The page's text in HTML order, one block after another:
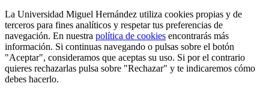
La Universidad Miguel Hernández utiliza cookies propias y de
terceros para fines analíticos y respetar tus preferencias de
navegación. En nuestra política de cookies encontrarás más
información. Si continuas navegando o pulsas sobre el botón
"Aceptar", consideramos que aceptas su uso. Si por el contrario
quieres rechazarlas pulsa sobre "Rechazar" y te indicaremos cómo
debes hacerlo.